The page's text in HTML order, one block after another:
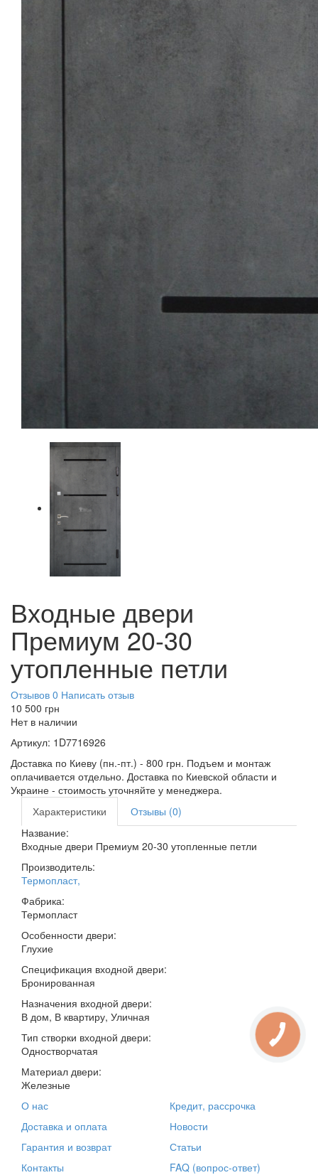
Входные двери
Премиум 20-30
утопленные петли
Отзывов 0 Написать отзыв
10 500 грн
Нет в наличии
Артикул: 1D7716926
Доставка по Киеву (пн.-пт.) - 800 грн. Подъем и монтаж
оплачивается отдельно. Доставка по Киевской области и
Украине - стоимость уточняйте у менеджера.
Характеристики
Отзывы (0)
Название:
Входные двери Премиум 20-30 утопленные петли
Производитель:
Термопласт,
Фабрика:
Термопласт
Особенности двери:
Глухие
Спецификация входной двери:
Бронированная
Назначения входной двери:
В дом, В квартиру, Уличная
Тип створки входной двери:
Одностворчатая
Материал двери:
Железные
О нас
Доставка и оплата
Гарантия и возврат
Контакты
Кредит, рассрочка
Новости
Статьи
FAQ (вопрос-ответ)